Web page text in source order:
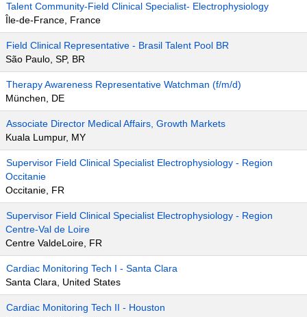
Talent Community-Field Clinical Specialist- Electrophysiology
Île-de-France, France
Field Clinical Representative - Brasil Talent Pool BR
São Paulo, SP, BR
Therapy Awareness Representative Watchman (f/m/d)
München, DE
Associate Director Medical Affairs, Growth Markets
Kuala Lumpur, MY
Supervisor Field Clinical Specialist Electrophysiology - Region
Occitanie
Occitanie, FR
Supervisor Field Clinical Specialist Electrophysiology - Region
Centre-Val de Loire
Centre ValdeLoire, FR
Cardiac Monitoring Tech I - Santa Clara
Santa Clara, United States
Cardiac Monitoring Tech II - Houston